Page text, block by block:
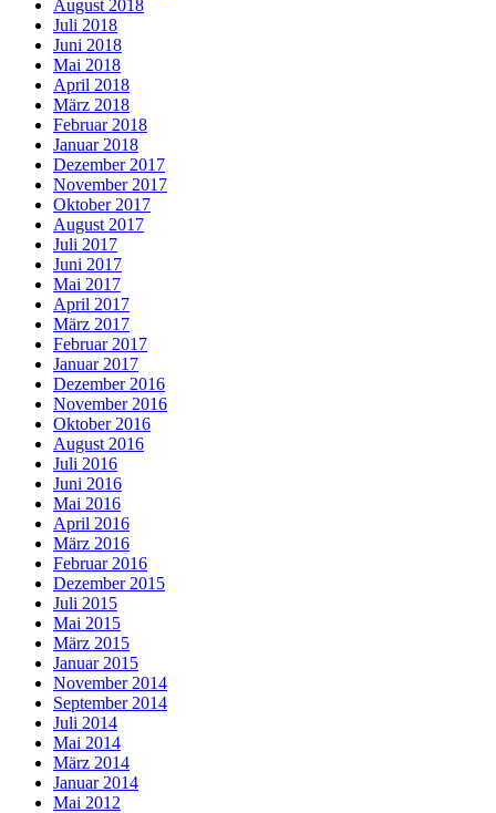
August 2018
Juli 2018
Juni 2018
Mai 2018
April 2018
März 2018
Februar 2018
Januar 2018
Dezember 2017
November 2017
Oktober 2017
August 2017
Juli 2017
Juni 2017
Mai 2017
April 2017
März 2017
Februar 2017
Januar 2017
Dezember 2016
November 2016
Oktober 2016
August 2016
Juli 2016
Juni 2016
Mai 2016
April 2016
März 2016
Februar 2016
Dezember 2015
Juli 2015
Mai 2015
März 2015
Januar 2015
November 2014
September 2014
Juli 2014
Mai 2014
März 2014
Januar 2014
Mai 2012